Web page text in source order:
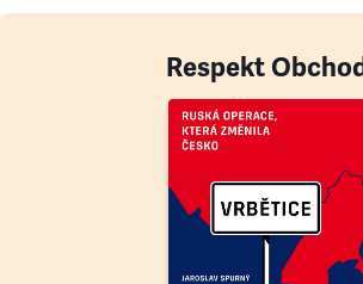
Respekt Obchod